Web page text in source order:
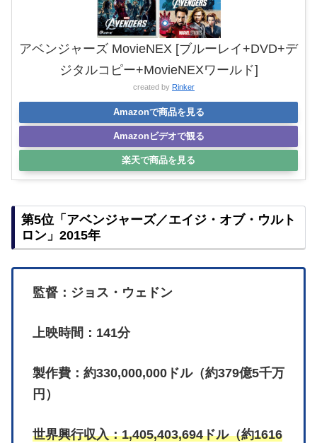
アベンジャーズ MovieNEX [ブルーレイ+DVD+デ
ジタルコピー+MovieNEXワールド]
created by Rinker
Amazonで商品を見る
Amazonビデオで観る
楽天で商品を見る
第5位「アベンジャーズ／エイジ・オブ・ウルト
ロン」2015年
監督：ジョス・ウェドン
上映時間：141分
製作費：約330,000,000ドル（約379億5千万
円）
世界興行収入：1,405,403,694ドル（約1616